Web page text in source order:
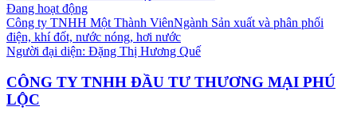
Đang hoạt động
Công ty TNHH Một Thành ViênNgành Sản xuất và phân phối
điện, khí đốt, nước nóng, hơi nước
Người đại diện: Đặng Thị Hương Quế
CÔNG TY TNHH ĐẦU TƯ THƯƠNG MẠI PHÚ
LỘC